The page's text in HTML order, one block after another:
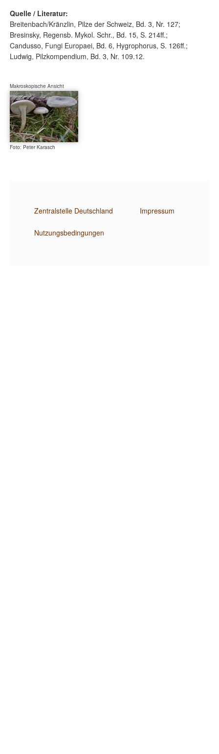
Quelle / Literatur:
Breitenbach/Kränzlin, Pilze der Schweiz, Bd. 3, Nr. 127;
Bresinsky, Regensb. Mykol. Schr., Bd. 15, S. 214ff.;
Candusso, Fungi Europaei, Bd. 6, Hygrophorus, S. 126ff.;
Ludwig, Pilzkompendium, Bd. 3, Nr. 109.12.
Makroskopische Ansicht
Foto: Peter Karasch
Zentralstelle Deutschland Impressum
Nutzungsbedingungen